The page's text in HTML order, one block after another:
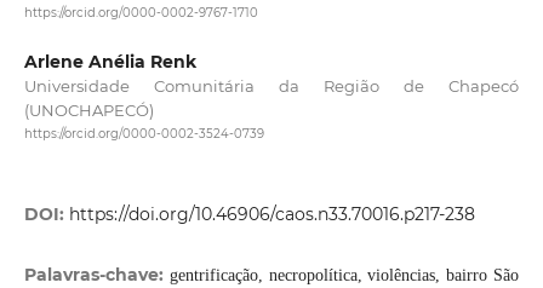
https://orcid.org/0000-0002-9767-1710
Arlene Anélia Renk
Universidade Comunitária da Região de Chapecó
(UNOCHAPECÓ)
https://orcid.org/0000-0002-3524-0739
DOI: https://doi.org/10.46906/caos.n33.70016.p217-238
Palavras-chave: gentrificação, necropolítica, violências, bairro São